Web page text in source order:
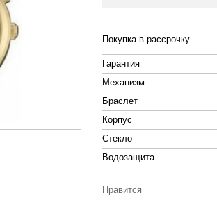
Покупка в рассрочку
Гарантия
Механизм
Браслет
Корпус
Стекло
Водозащита
Нравится